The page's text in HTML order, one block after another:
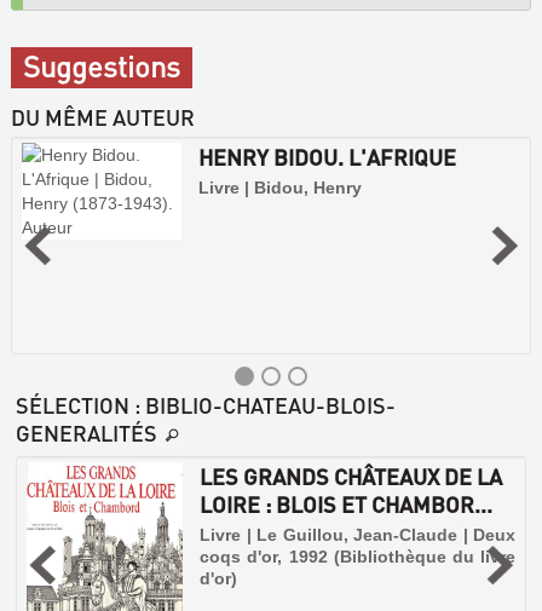
Suggestions
DU MÊME AUTEUR
HENRY BIDOU. L'AFRIQUE
Livre | Bidou, Henry
SÉLECTION : BIBLIO-CHATEAU-BLOIS-
GENERALITÉS
LES GRANDS CHÂTEAUX DE LA
LOIRE : BLOIS ET CHAMBOR...
Livre | Le Guillou, Jean-Claude | Deux
coqs d'or, 1992 (Bibliothèque du livre
d'or)